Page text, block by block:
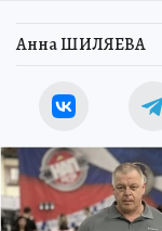
Анна ШИЛЯЕВА